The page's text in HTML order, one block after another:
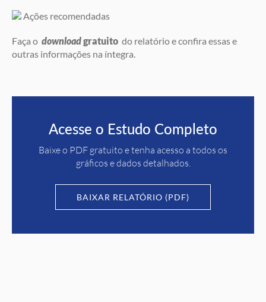
Ações recomendadas
Faça o downloadgratuito do relatório e confira essas e
outras informações na íntegra.
Acesse o Estudo Completo
Baixe o PDF gratuito e tenha acesso a todos os
gráficos e dados detalhados.
BAIXAR RELATÓRIO (PDF)